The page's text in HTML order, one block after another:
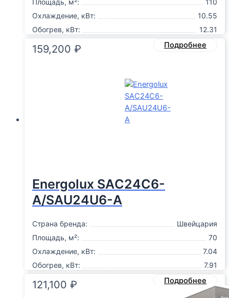
Охлаждение, кВт:
10.55
Обогрев, кВт:
12.31
159,200 ₽ Подробнее
Energolux SAС24C6-
A/SAU24U6-A
Страна бренда:
Швейцария
Площадь, м²:
70
Охлаждение, кВт:
7.04
Обогрев, кВт:
7.91
121,100 ₽ Подробнее